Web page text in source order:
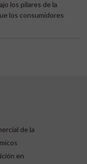
los pilares de la
los consumidores
de la
en